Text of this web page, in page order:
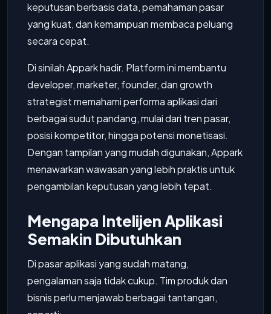
keputusan berbasis data, pemahaman pasar
yang kuat, dan kemampuan membaca peluang
secara cepat.
Di sinilah Appark hadir. Platform ini membantu
developer, marketer, founder, dan growth
strategist memahami performa aplikasi dari
berbagai sudut pandang, mulai dari tren pasar,
posisi kompetitor, hingga potensi monetisasi.
Dengan tampilan yang mudah digunakan, Appark
menawarkan wawasan yang lebih praktis untuk
pengambilan keputusan yang lebih tepat.
Mengapa Intelijen Aplikasi
Semakin Dibutuhkan
Di pasar aplikasi yang sudah matang,
pengalaman saja tidak cukup. Tim produk dan
bisnis perlu menjawab berbagai tantangan,